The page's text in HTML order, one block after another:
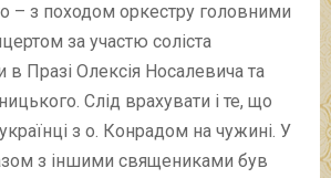
– з походом оркестру головними
за участю соліста
в Празі Олексія Носалевича та
Слід врахувати і те, що
з о. Конрадом на чужині. У
з іншими священиками був